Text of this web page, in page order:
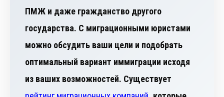
ПМЖ и даже гражданство другого
государства. С миграционными юристами
можно обсудить ваши цели и подобрать
оптимальный вариант иммиграции исходя
из ваших возможностей. Существует